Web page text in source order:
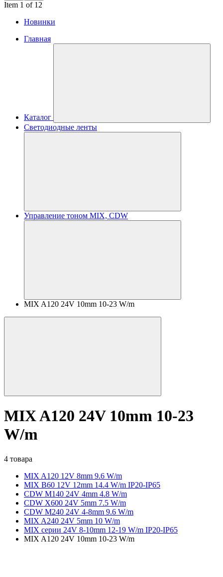
Item 1 of 12
Новинки
Главная
Каталог
Светодиодные ленты
Управление тоном MIX, CDW
MIX A120 24V 10mm 10-23 W/m
MIX A120 24V 10mm 10-23
W/m
4 товара
MIX A120 12V 8mm 9.6 W/m
MIX B60 12V 12mm 14.4 W/m IP20-IP65
CDW M140 24V 4mm 4.8 W/m
CDW X600 24V 5mm 7.5 W/m
CDW M240 24V 4-8mm 9.6 W/m
MIX A240 24V 5mm 10 W/m
MIX серии 24V 8-10mm 12-19 W/m IP20-IP65
MIX A120 24V 10mm 10-23 W/m